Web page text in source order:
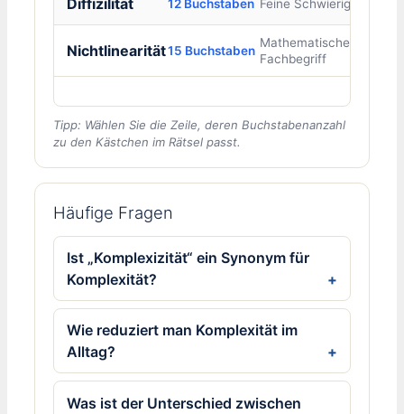
Diffizilität 12 Buchstaben Feine Schwierigkeit
Nichtlinearität15 Buchstaben
Mathematischer
Fachbegriff
Tipp: Wählen Sie die Zeile, deren Buchstabenanzahl
zu den Kästchen im Rätsel passt.
Häufige Fragen
Ist „Komplexizität“ ein Synonym für
Komplexität?
Wie reduziert man Komplexität im
Alltag?
Was ist der Unterschied zwischen